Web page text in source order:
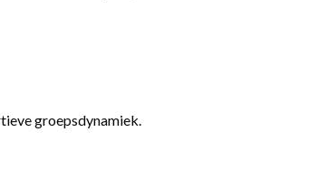
groepsdynamiek.